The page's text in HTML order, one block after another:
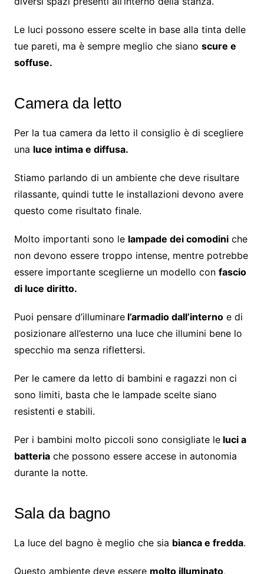
Le luci possono essere scelte in base alla tinta delle
tue pareti, ma è sempre meglio che siano scure e
soffuse.
Camera da letto
Per la tua camera da letto il consiglio è di scegliere
una luce intima e diffusa.
Stiamo parlando di un ambiente che deve risultare
rilassante, quindi tutte le installazioni devono avere
questo come risultato finale.
Molto importanti sono le lampade dei comodiniche
non devono essere troppo intense, mentre potrebbe
essere importante sceglierne un modello con fascio
di luce diritto.
Puoi pensare d’illuminarel’armadio dall’internoe di
posizionare all’esterno una luce che illumini bene lo
specchio ma senza riflettersi.
Per le camere da letto di bambini e ragazzi non ci
sono limiti, basta che le lampade scelte siano
resistenti e stabili.
Per i bambini molto piccoli sono consigliate leluci a
batteriache possono essere accese in autonomia
durante la notte.
Sala da bagno
La luce del bagno è meglio che sia bianca e fredda.
Questo ambiente deve essere molto illuminato,